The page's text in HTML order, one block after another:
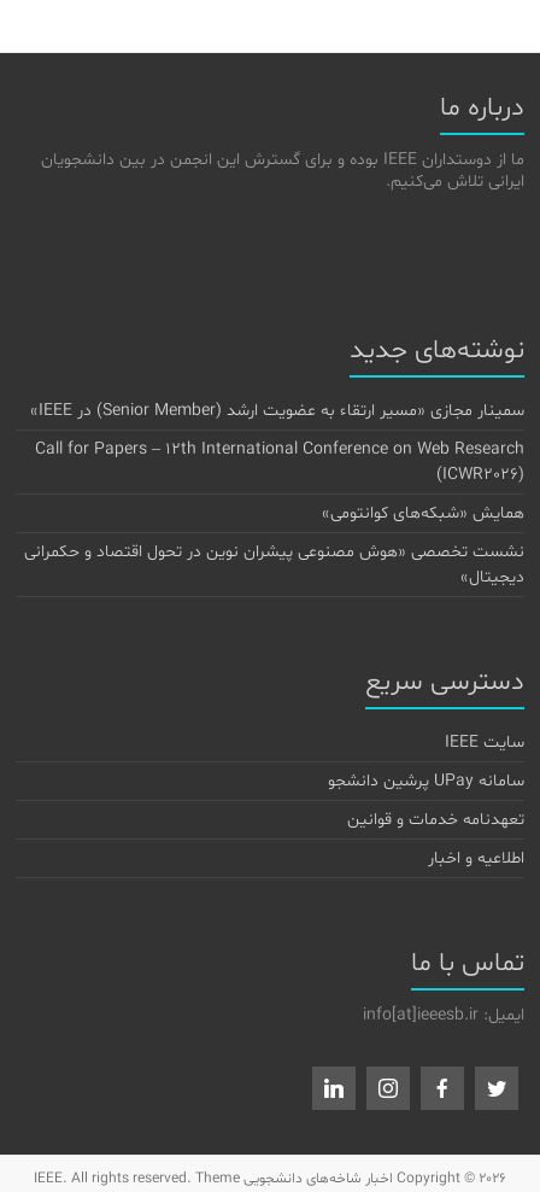
درباره ما
ما از دوستداران IEEE بوده و برای گسترش این انجمن در بین دانشجویان
ایرانی تلاش می‌کنیم.
نوشته‌های جدید
سمینار مجازی «مسیر ارتقاء به عضویت ارشد (Senior Member) در IEEE»
Call for Papers – 12th International Conference on Web Research
(ICWR2026)
همایش «شبکه‌های کوانتومی»
نشست تخصصی «هوش مصنوعی پیشران نوین در تحول اقتصاد و حکمرانی
دیجیتال»
دسترسی سریع
سایت IEEE
سامانه UPay پرشین دانشجو
تعهدنامه خدمات و قوانین
اطلاعیه و اخبار
تماس با ما
ایمیل: info[at]ieeesb.ir
Copyright © 2026 اخبار شاخه‌های دانشجویی IEEE. All rights reserved. Theme